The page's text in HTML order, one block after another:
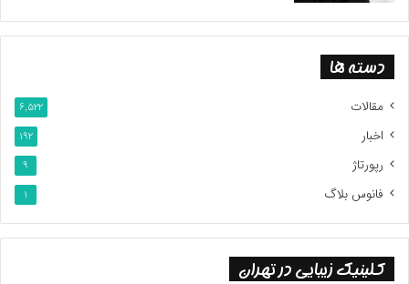
دسته ها
مقالات 6,522
اخبار 192
رپورتاژ 9
فانوس بلاگ 1
کلینیک زیبایی در تهران